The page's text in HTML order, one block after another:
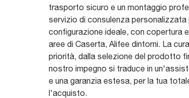
trasporto sicuro e un montaggio
servizio di consulenza
configurazione ideale, con copertura
aree di Caserta, Alifee dintorni. La
priorità, dalla selezione del prodotto
nostro impegno si traduce in
e una garanzia estesa, per la tua
l'acquisto.